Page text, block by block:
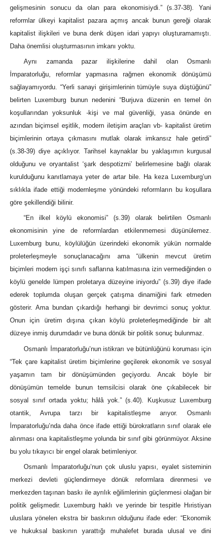
gelişmesinin sonucu da olan para ekonomisiydi.” (s.37-38). Yani
reformlar ülkeyi kapitalist pazara açmış ancak bunun gereği olarak
kapitalist ilişkileri ve buna denk düşen idari yapıyı oluşturamamıştı.
Daha önemlisi oluşturmasının imkanı yoktu.
Aynı zamanda pazar ilişkilerine dahil olan Osmanlı
İmparatorluğu, reformlar yapmasına rağmen ekonomik dönüşümü
sağlayamıyordu. “Yerli sanayi girişimlerinin tümüyle suya düştüğünü”
belirten Luxemburg bunun nedenini “Burjuva düzenin en temel ön
koşullarından yoksunluk -kişi ve mal güvenliği, yasa önünde en
azından biçimsel eşitlik, modern iletişim araçları vb- kapitalist üretim
biçimlerinin ortaya çıkmasını mutlak olarak imkansız hale getirdi”
(s.38-39) diye açıklıyor. Tarihsel kaynaklar bu yaklaşımın kurgusal
olduğunu ve oryantalist ‘şark despotizmi’ belirlemesine bağlı olarak
kurulduğunu kanıtlamaya yeter de artar bile. Ha keza Luxemburg’un
sıklıkla ifade ettiği modernleşme yönündeki reformların bu koşullara
göre şekillendiği bilinir.
“En ilkel köylü ekonomisi” (s.39) olarak belirtilen Osmanlı
ekonomisinin yine de reformlardan etkilenmemesi düşünülemez.
Luxemburg bunu, köylülüğün üzerindeki ekonomik yükün normalde
proleterleşmeyle sonuçlanacağını ama “ülkenin mevcut üretim
biçimleri modern işçi sınıfı saflarına katılmasına izin vermediğinden o
köylü genelde lümpen proletarya düzeyine iniyordu” (s.39) diye ifade
ederek toplumda oluşan gerçek çatışma dinamiğini fark etmeden
gösterir. Ama bundan çıkardığı herhangi bir devrimci sonuç yoktur.
Onun için üretim dışına çıkan köylü proleterleşmediğinde bir alt
düzeye inmiş durumdadır ve buna dönük bir politik sonuç bulunmaz.
Osmanlı İmparatorluğu’nun istikrarı ve bütünlüğünü koruması için
“Tek çare kapitalist üretim biçimlerine geçilerek ekonomik ve sosyal
yaşamın tam bir dönüşümünden geçiyordu. Ancak böyle bir
dönüşümün temelde bunun temsilcisi olarak öne çıkabilecek bir
sosyal sınıf ortada yoktu; hâlâ yok.” (s.40). Kuşkusuz Luxemburg
otantik, Avrupa tarzı bir kapitalistleşme arıyor. Osmanlı
İmparatorluğu’nda daha önce ifade ettiği bürokratların sınıf olarak ele
alınması ona kapitalistleşme yolunda bir sınıf gibi görünmüyor. Aksine
bu yolu tıkayıcı bir engel olarak betimleniyor.
Osmanlı İmparatorluğu’nun çok uluslu yapısı, eyalet sisteminin
merkezi devleti güçlendirmeye dönük reformlara direnmesi ve
merkezden taşınan baskı ile ayrılık eğilimlerinin güçlenmesi olağan bir
politik gelişmedir. Luxemburg haklı ve yerinde bir tespitle Hıristiyan
uluslara yönelen ekstra bir baskının olduğunu ifade eder: “Ekonomik
ve hukuksal baskının yarattığı muhalefet burada ulusal ve dini